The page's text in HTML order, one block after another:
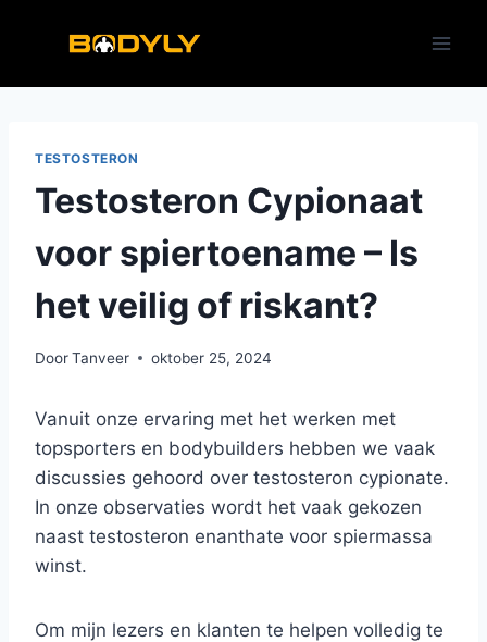
TESTOSTERON
Testosteron Cypionaat
voor spiertoename – Is
het veilig of riskant?
DoorTanveer oktober 25, 2024
Vanuit onze ervaring met het werken met
topsporters en bodybuilders hebben we vaak
discussies gehoord over testosteron cypionate.
In onze observaties wordt het vaak gekozen
naast testosteron enanthate voor spiermassa
winst.
Om mijn lezers en klanten te helpen volledig te